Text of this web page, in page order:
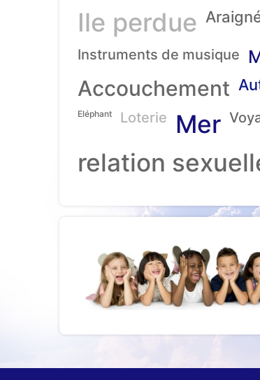
Ile perdue
Instruments de musique
Accouchement
Eléphant Loterie Mer
relation